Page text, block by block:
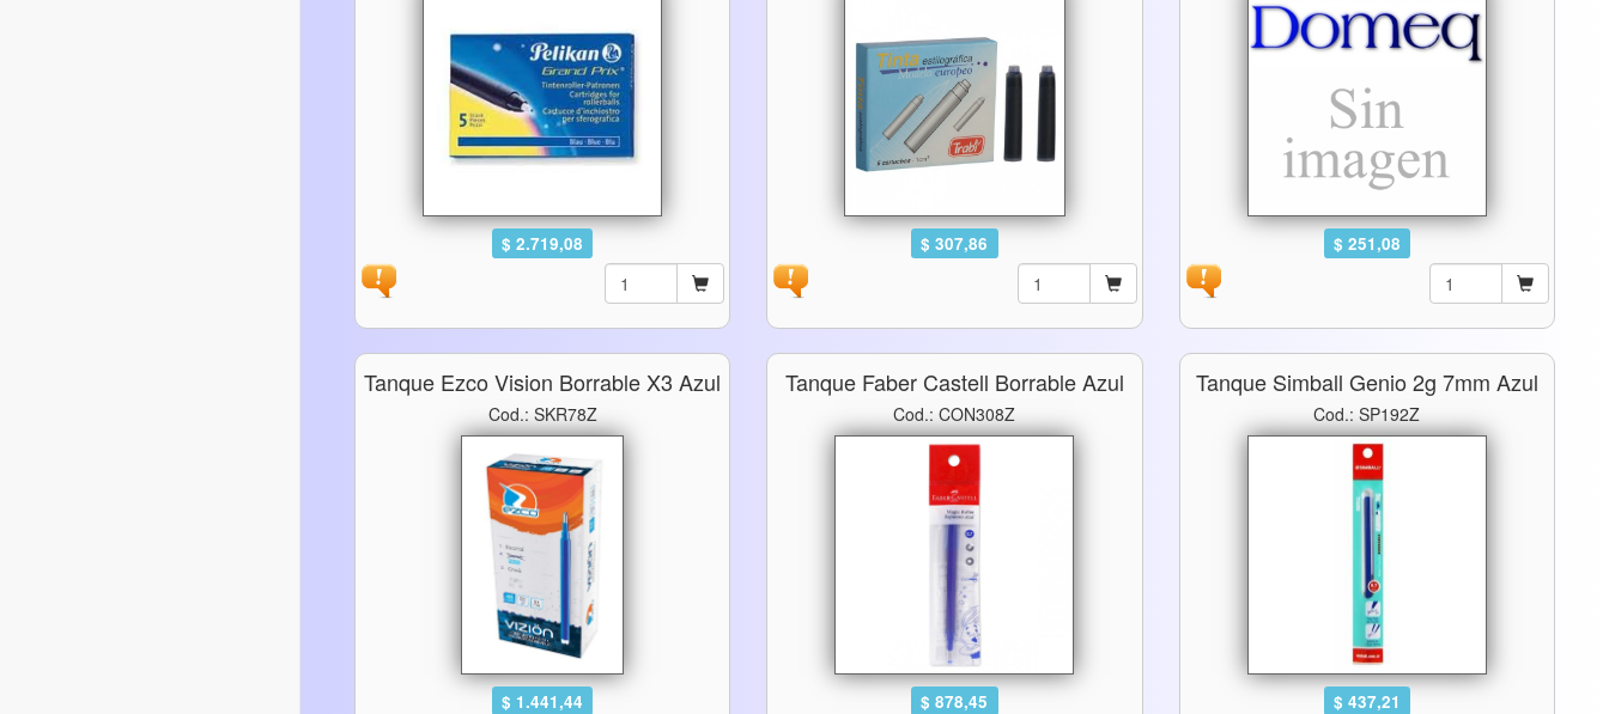
$ 2.719,08 $ 307,86 $ 251,08
Tanque Ezco Vision Borrable X3 Azul
Cod.: SKR78Z
$ 1.441,44
Tanque Faber Castell Borrable Azul
Cod.: CON308Z
$ 878,45
Tanque Simball Genio 2g 7mm Azul
Cod.: SP192Z
$ 437,21